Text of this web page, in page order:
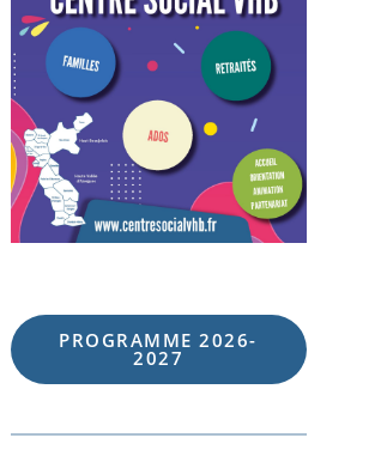
PROGRAMME 2026-
2027